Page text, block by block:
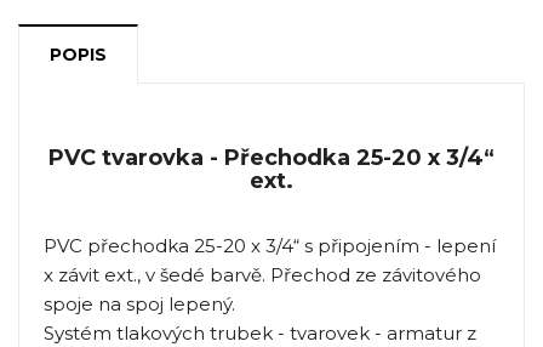
POPIS
PVC tvarovka - Přechodka 25-20 x 3/4“
ext.
PVC přechodka 25-20 x 3/4“ s připojením - lepení
x závit ext., v šedé barvě. Přechod ze závitového
spoje na spoj lepený.
Systém tlakových trubek - tvarovek - armatur z